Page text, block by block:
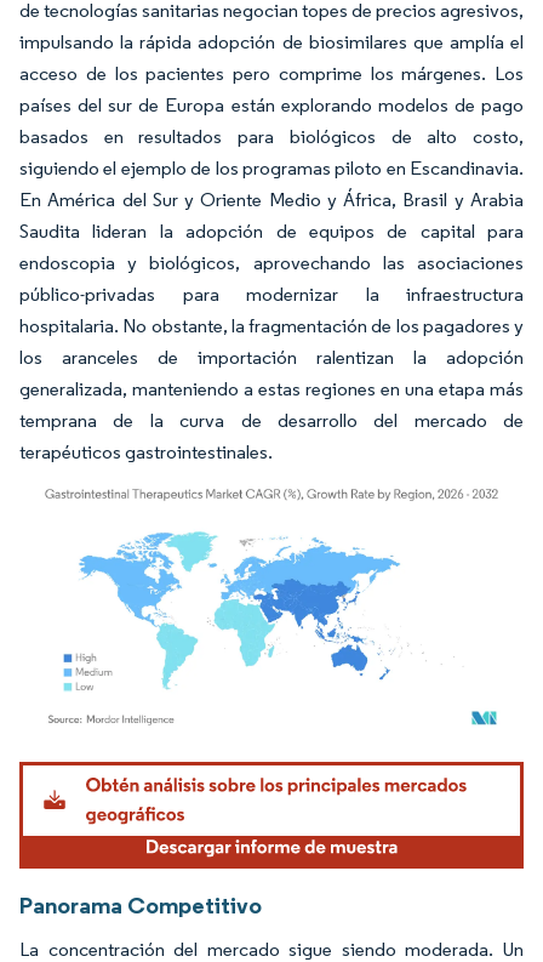
de tecnologías sanitarias negocian topes de precios agresivos,
impulsando la rápida adopción de biosimilares que amplía el
acceso de los pacientes pero comprime los márgenes. Los
países del sur de Europa están explorando modelos de pago
basados en resultados para biológicos de alto costo,
siguiendo el ejemplo de los programas piloto en Escandinavia.
En América del Sur y Oriente Medio y África, Brasil y Arabia
Saudita lideran la adopción de equipos de capital para
endoscopia y biológicos, aprovechando las asociaciones
público-privadas para modernizar la infraestructura
hospitalaria. No obstante, la fragmentación de los pagadores y
los aranceles de importación ralentizan la adopción
generalizada, manteniendo a estas regiones en una etapa más
temprana de la curva de desarrollo del mercado de
terapéuticos gastrointestinales.
Imagen © Mordor Intelligence. El uso requiere atribución según CC BY 4.0.
Panorama Competitivo
La concentración del mercado sigue siendo moderada. Un